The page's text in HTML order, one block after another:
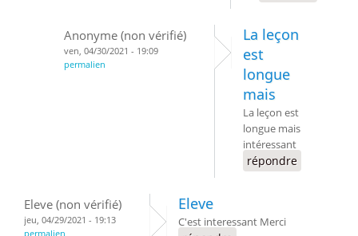
Anonyme (non vérifié)
ven, 04/30/2021 - 19:09
permalien
La leçon
est
longue
mais
La leçon est
longue mais
intéressant
répondre
Eleve (non vérifié)
jeu, 04/29/2021 - 19:13
permalien
Eleve
C'est interessant Merci